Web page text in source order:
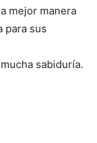
mejor manera
para sus
sabiduría.